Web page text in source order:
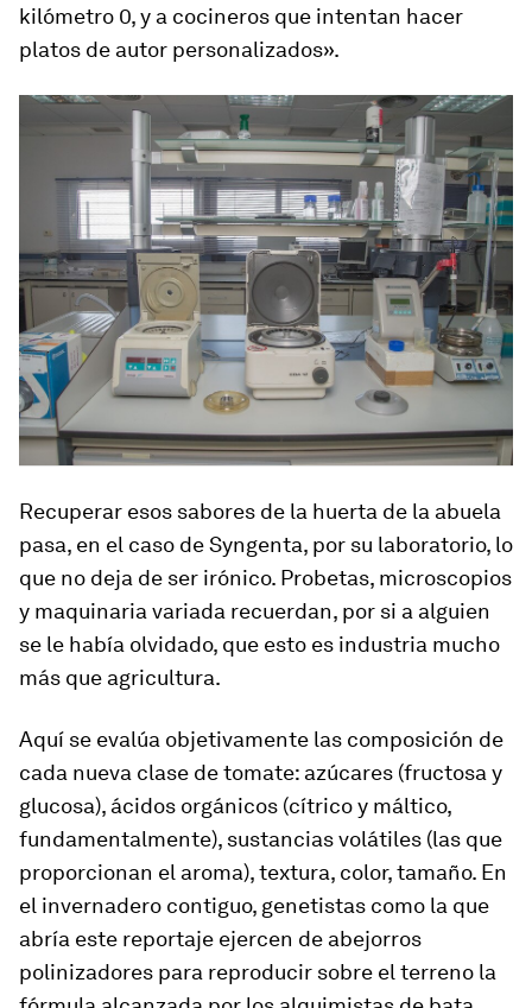
kilómetro 0, y a cocineros que intentan hacer
platos de autor personalizados».
Recuperar esos sabores de la huerta de la abuela
pasa, en el caso de Syngenta, por su laboratorio, lo
que no deja de ser irónico. Probetas, microscopios
y maquinaria variada recuerdan, por si a alguien
se le había olvidado, que esto es industria mucho
más que agricultura.
Aquí se evalúa objetivamente las composición de
cada nueva clase de tomate: azúcares (fructosa y
glucosa), ácidos orgánicos (cítrico y máltico,
fundamentalmente), sustancias volátiles (las que
proporcionan el aroma), textura, color, tamaño. En
el invernadero contiguo, genetistas como la que
abría este reportaje ejercen de abejorros
polinizadores para reproducir sobre el terreno la